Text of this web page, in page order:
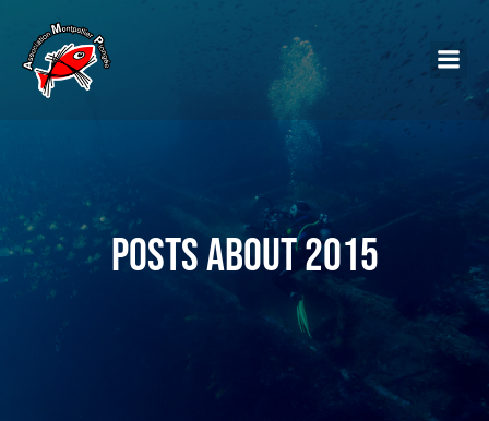
Posts about 2015